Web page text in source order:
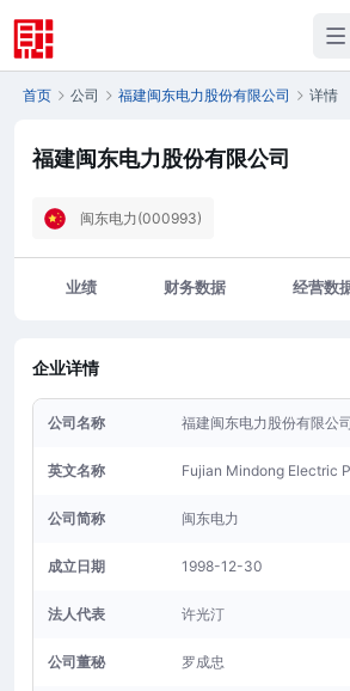
首页 公司 福建闽东电力股份有限公司 详情
福建闽东电力股份有限公司
闽东电力(000993)
业绩 财务数据 经营数
企业详情
公司名称 福建闽东电力股份有限公司
英文名称 Fujian Mindong Electric
公司简称 闽东电力
成立日期 1998-12-30
法人代表 许光汀
公司董秘 罗成忠